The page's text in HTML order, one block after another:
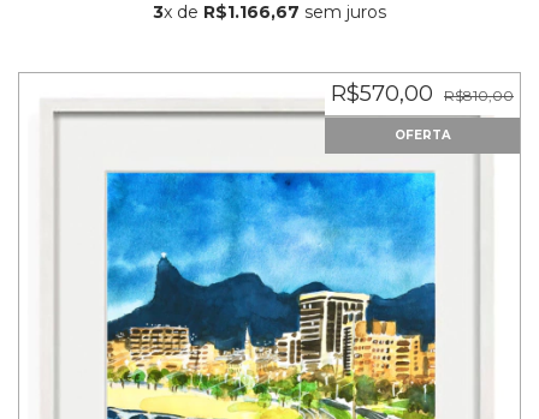
3x de R$1.166,67 sem juros
R$570,00 R$810,00
OFERTA